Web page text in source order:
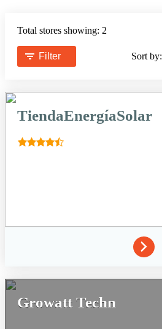
Total stores showing: 2
Filter Sort by:
TiendaEnergíaSolar
Growatt Techn